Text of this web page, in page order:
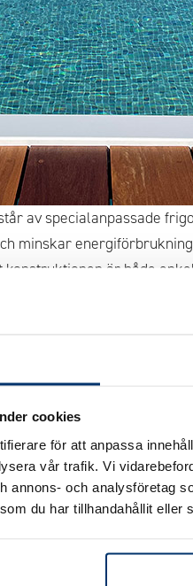
cookies
för att anpassa
vår trafik. Vi
annons- och analysföretag
du har tillhandahållit
av specialanpassade
minskar
är både
Thermoblock NXT® får
av samma
vilket gör att du
Thermopool NXT® har
andra poolstommar.
FAQ